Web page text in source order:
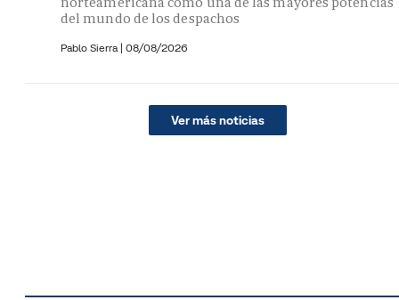
del mundo de los despachos
Pablo Sierra | 08/08/2026
Ver más noticias